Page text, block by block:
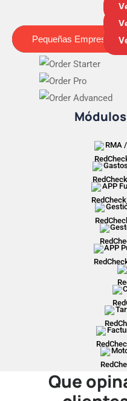
Pequeñas Empresas
Pequeñas Empresas
RMA
APP
APP
Que